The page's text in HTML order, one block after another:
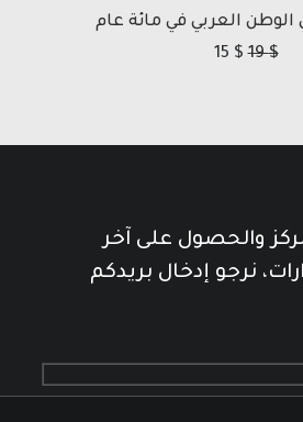
العربي في مائة عام
19$
15 $
والحصول على آخر
نرجو إدخال بريدكم